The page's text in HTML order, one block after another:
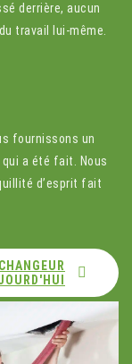
derrière, aucun
travail lui-même.
fournissons un
a été fait. Nous
d’esprit fait